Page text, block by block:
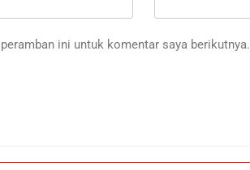
ini untuk komentar saya berikutnya.